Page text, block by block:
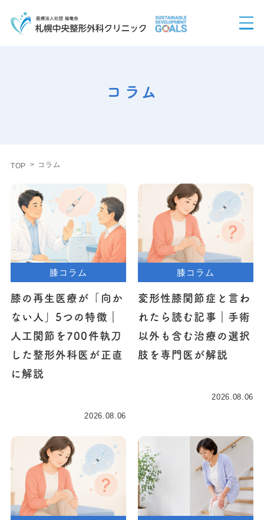
コラム
TOP コラム
膝コラム
膝の再生医療が「向か
ない人」5つの特徴｜
人工関節を700件執刀
した整形外科医が正直
に解説
2026.08.06
膝コラム
変形性膝関節症と言わ
れたら読む記事｜手術
以外も含む治療の選択
肢を専門医が解説
2026.08.06